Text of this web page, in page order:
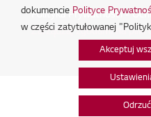
Polityka Prywatności -
Zarządzaj zgodami na pliki
dokumencie Polityce
w części zatytułowanej
Akceptuj